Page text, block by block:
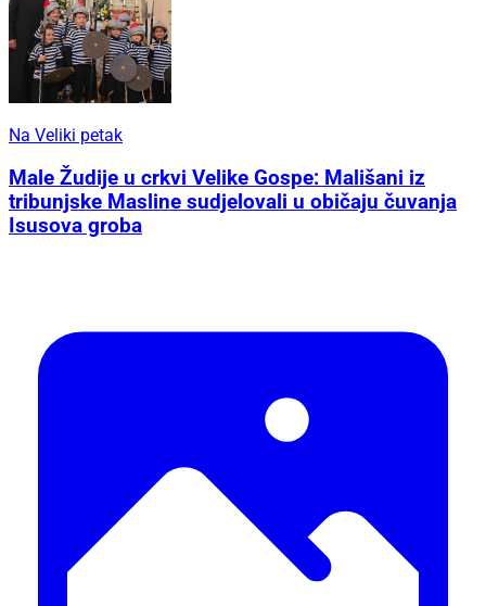
Na Veliki petak
Male Žudije u crkvi Velike Gospe: Mališani iz
tribunjske Masline sudjelovali u običaju čuvanja
Isusova groba